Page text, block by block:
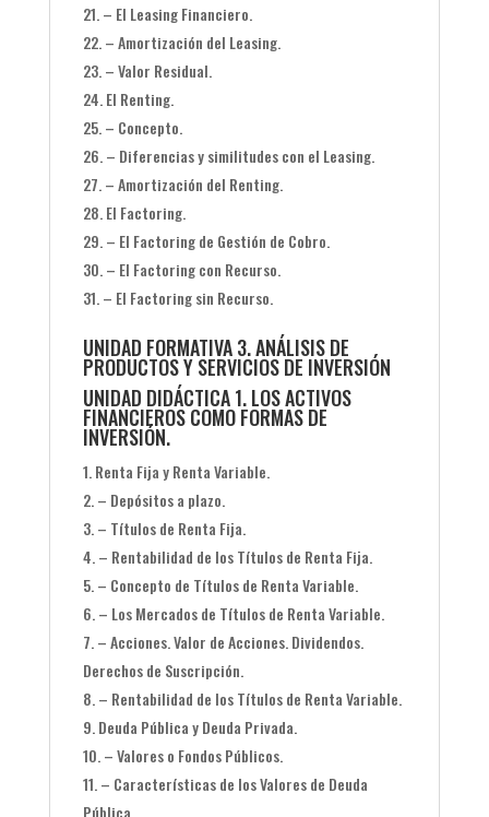
– El Leasing Financiero.
– Amortización del Leasing.
– Valor Residual.
El Renting.
– Concepto.
– Diferencias y similitudes con el Leasing.
– Amortización del Renting.
El Factoring.
– El Factoring de Gestión de Cobro.
– El Factoring con Recurso.
– El Factoring sin Recurso.
UNIDAD FORMATIVA 3. ANÁLISIS DE
PRODUCTOS Y SERVICIOS DE INVERSIÓN
UNIDAD DIDÁCTICA 1. LOS ACTIVOS
FINANCIEROS COMO FORMAS DE
INVERSIÓN.
Renta Fija y Renta Variable.
– Depósitos a plazo.
– Títulos de Renta Fija.
– Rentabilidad de los Títulos de Renta Fija.
– Concepto de Títulos de Renta Variable.
– Los Mercados de Títulos de Renta Variable.
– Acciones. Valor de Acciones. Dividendos.
Derechos de Suscripción.
– Rentabilidad de los Títulos de Renta Variable.
Deuda Pública y Deuda Privada.
– Valores o Fondos Públicos.
– Características de los Valores de Deuda
Pública.